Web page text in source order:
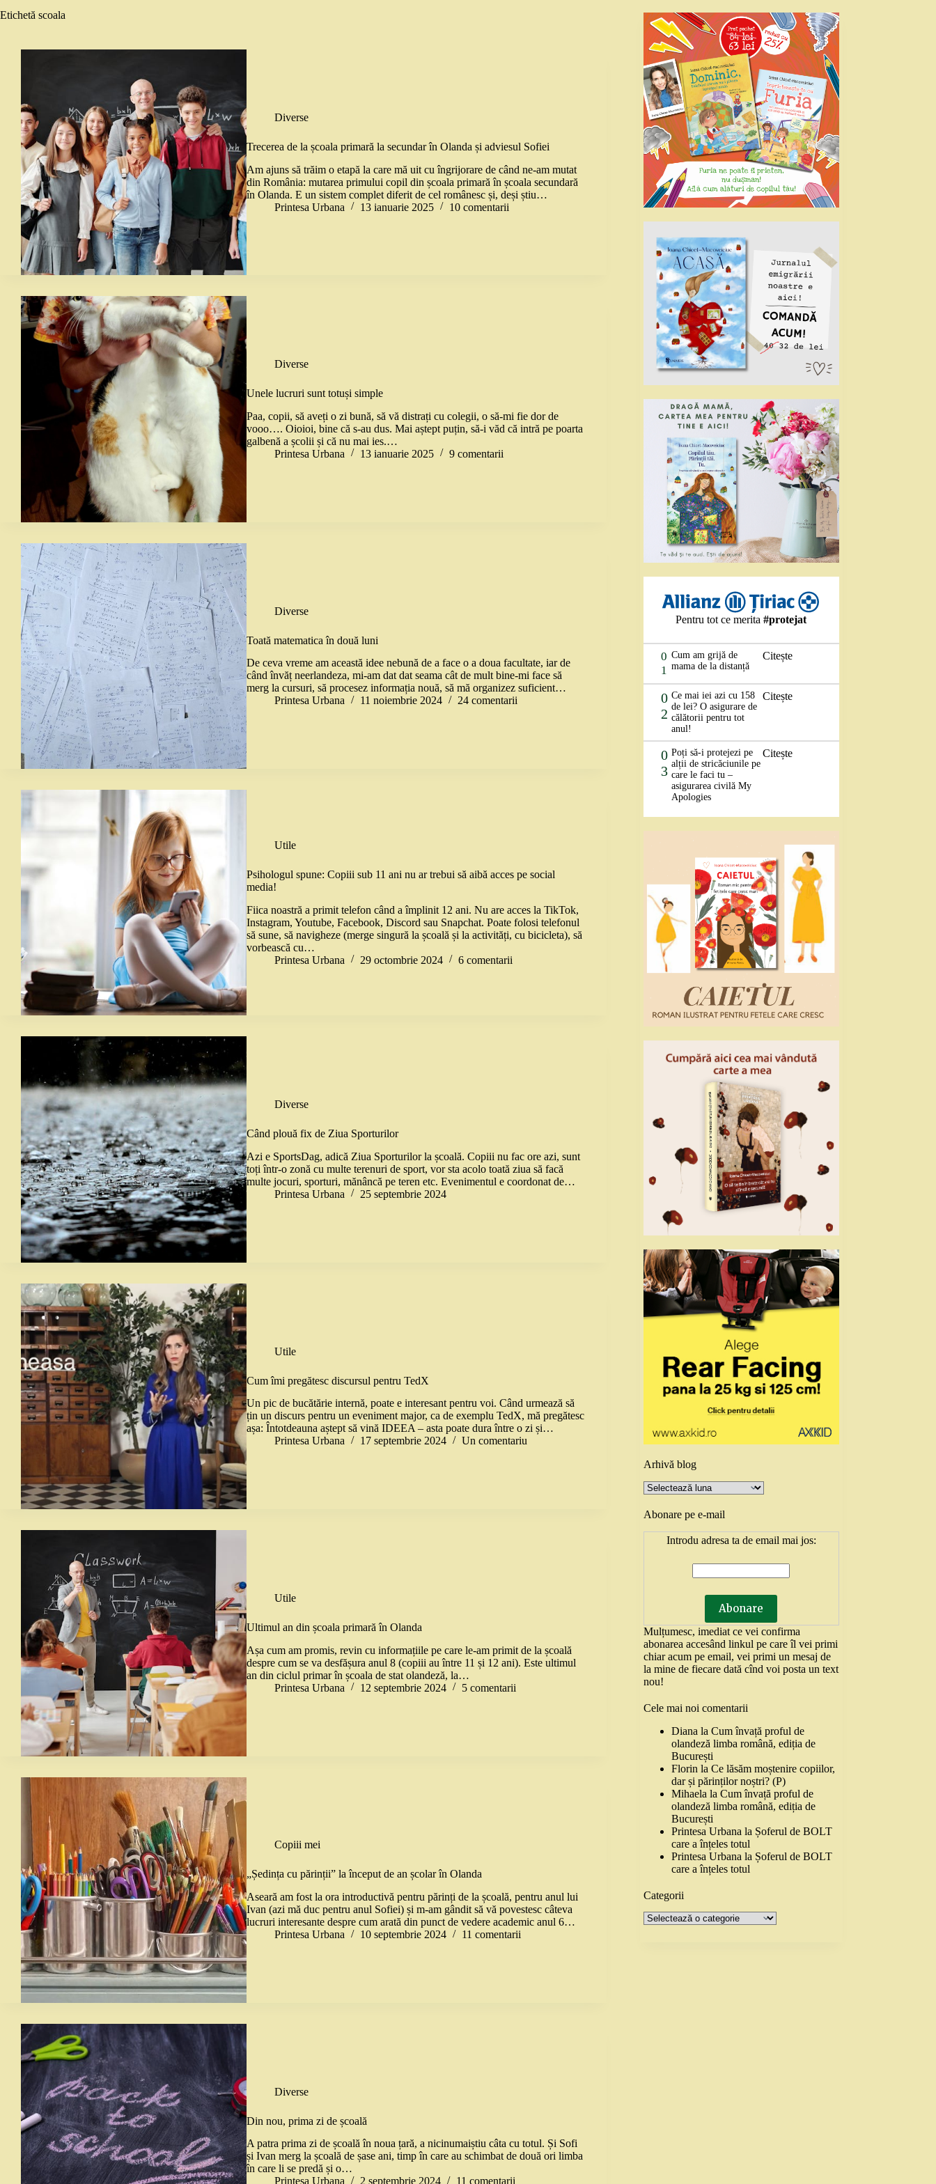
Etichetă scoala
Diverse
Trecerea de la școala primară la secundar în Olanda și adviesul Sofiei
Am ajuns să trăim o etapă la care mă uit cu îngrijorare de când ne-am mutat
din România: mutarea primului copil din școala primară în școala secundară
în Olanda. E un sistem complet diferit de cel românesc și, deși știu…
Printesa Urbana
13 ianuarie 2025 10 comentarii
Diverse
Unele lucruri sunt totuși simple
Paa, copii, să aveți o zi bună, să vă distrați cu colegii, o să-mi fie dor de
vooo…. Oioioi, bine că s-au dus. Mai aștept puțin, să-i văd că intră pe poarta
galbenă a școlii și că nu mai ies.…
Printesa Urbana
13 ianuarie 2025 9 comentarii
Diverse
Toată matematica în două luni
De ceva vreme am această idee nebună de a face o a doua facultate, iar de
când învăț neerlandeza, mi-am dat dat seama cât de mult bine-mi face să
merg la cursuri, să procesez informația nouă, să mă organizez suficient…
Printesa Urbana
11 noiembrie 2024 24 comentarii
Utile
Psihologul spune: Copiii sub 11 ani nu ar trebui să aibă acces pe social
media!
Fiica noastră a primit telefon când a împlinit 12 ani. Nu are acces la TikTok,
Instagram, Youtube, Facebook, Discord sau Snapchat. Poate folosi telefonul
să sune, să navigheze (merge singură la școală și la activități, cu bicicleta), să
vorbească cu…
Printesa Urbana
29 octombrie 2024 6 comentarii
Diverse
Când plouă fix de Ziua Sporturilor
Azi e SportsDag, adică Ziua Sporturilor la școală. Copiii nu fac ore azi, sunt
toți într-o zonă cu multe terenuri de sport, vor sta acolo toată ziua să facă
multe jocuri, sporturi, mănâncă pe teren etc. Evenimentul e coordonat de…
Printesa Urbana
25 septembrie 2024
Utile
Cum îmi pregătesc discursul pentru TedX
Un pic de bucătărie internă, poate e interesant pentru voi. Când urmează să
țin un discurs pentru un eveniment major, ca de exemplu TedX, mă pregătesc
așa: Întotdeauna aștept să vină IDEEA – asta poate dura între o zi și…
Printesa Urbana
17 septembrie 2024 Un comentariu
Utile
Ultimul an din școala primară în Olanda
Așa cum am promis, revin cu informațiile pe care le-am primit de la școală
despre cum se va desfășura anul 8 (copiii au între 11 și 12 ani). Este ultimul
an din ciclul primar în școala de stat olandeză, la…
Printesa Urbana
12 septembrie 2024 5 comentarii
Copiii mei
„Ședința cu părinții” la început de an școlar în Olanda
Aseară am fost la ora introductivă pentru părinți de la școală, pentru anul lui
Ivan (azi mă duc pentru anul Sofiei) și m-am gândit să vă povestesc câteva
lucruri interesante despre cum arată din punct de vedere academic anul 6…
Printesa Urbana
10 septembrie 2024 11 comentarii
Diverse
Din nou, prima zi de școală
A patra prima zi de școală în noua țară, a nicinumaiștiu câta cu totul. Și Sofi
și Ivan merg la școală de șase ani, timp în care au schimbat de două ori limba
în care li se predă și o…
Printesa Urbana
2 septembrie 2024 11 comentarii
Pentru tot ce merita#protejat
0
1
Cum am grijă de
mama de la distanță
Citește
0
2
Ce mai iei azi cu 158
de lei? O asigurare de
călătorii pentru tot
anul!
Citește
0
3
Poți să-i protejezi pe
alții de stricăciunile pe
care le faci tu –
asigurarea civilă My
Apologies
Citește
Arhivă blog
Arhivă
blog
Abonare pe e-mail
Introdu adresa ta de email mai jos:
Mulțumesc, imediat ce vei confirma
abonarea accesând linkul pe care îl vei primi
chiar acum pe email, vei primi un mesaj de
la mine de fiecare dată cînd voi posta un text
nou!
Cele mai noi comentarii
Diana laCum învață proful de
olandeză limba română, ediția de
București
Florin laCe lăsăm moștenire copiilor,
dar și părinților noștri? (P)
Mihaela laCum învață proful de
olandeză limba română, ediția de
București
Printesa Urbana la Șoferul de BOLT
care a înțeles totul
Printesa Urbana la Șoferul de BOLT
care a înțeles totul
Categorii
Categorii